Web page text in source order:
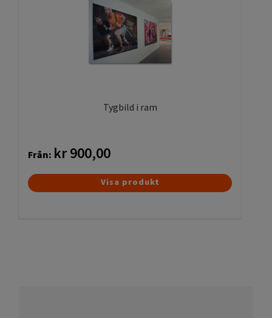
De
olika
alternativen
kan
Tygbild i ram
Från: kr900,00
Den
här
Visa produkt